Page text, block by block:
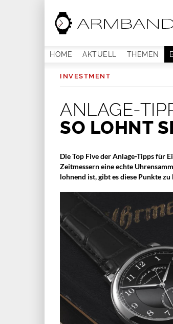
HOME AKTUELL THEMEN
INVESTMENT
ANLAGE-
SO LOHNT
Die Top Five der Anlage-Tipps für
Zeitmessern eine echte
lohnend ist, gibt es diese Punkte zu